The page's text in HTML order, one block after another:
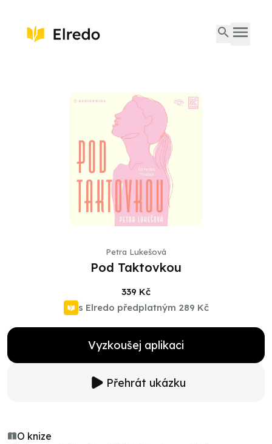
Petra Lukešová
Pod Taktovkou
339 Kč
s Elredo předplatným 289 Kč
Vyzkoušej aplikaci
Přehrát ukázku
O knize